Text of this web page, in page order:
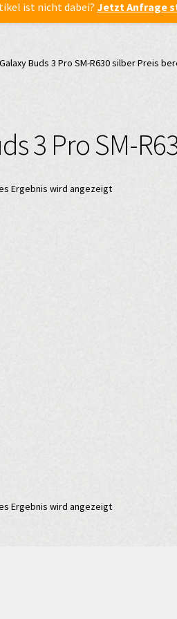
ist nicht dabei? Jetzt Anfrage
Buds 3 Pro SM-R630 silber Preis
3 Pro SM-
Ergebnis wird angezeigt
Ergebnis wird angezeigt